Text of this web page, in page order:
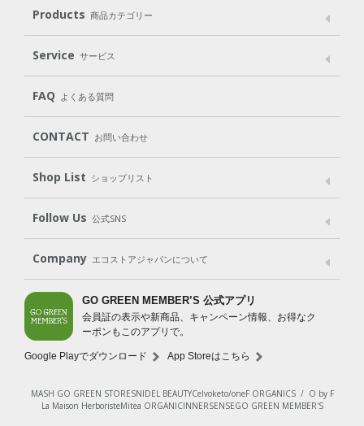
メッセージ ブランドストーリー
パッケージへのこだわり
動物実験をしない
Products 商品カテゴリー
Laundry
Cleaning Baby Kids
Body（ボディ） Hair（ヘア） Oral care（オーラルケア）
Goods （グッズ）
Gift set
Service サービス
User Guide
Subscription（定期便）
FAQ よくある質問
CONTACT お問い合わせ
Shop List ショップリスト
Shop List
Follow Us 公式SNS
LINE＠ Instagram Facebook
Company エコストアジャパンについて
会社案内 ご利用規約
プライバシーポリシー
特定商取引法に基づく表示
免責事項
法人会員サービス
New Zealand Site
GO GREEN MEMBER’S 公式アプリ
会員証の表示や新商品、キャンペーン情報、お得なク
ーポンもこのアプリで。
Google Playでダウンロード App Storeはこちら
MASH GO GREEN STORESNIDEL BEAUTYCelvoketo/oneF ORGANICS/ O by F
La Maison HerboristeMitea ORGANICINNERSENSEGO GREEN MEMBER'S